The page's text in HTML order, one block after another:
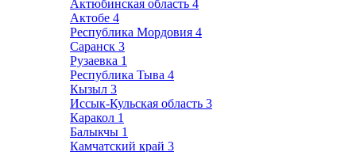
Актюбинская область 4
Актобе 4
Республика Мордовия 4
Саранск 3
Рузаевка 1
Республика Тыва 4
Кызыл 3
Иссык-Кульская область 3
Каракол 1
Балыкчы 1
Камчатский край 3